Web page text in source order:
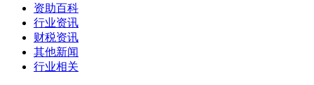
资助百科
行业资讯
财税资讯
其他新闻
行业相关